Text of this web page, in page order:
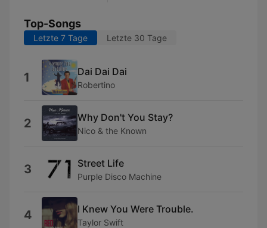
Top-Songs
Letzte 7 Tage Letzte 30 Tage
1 Dai Dai Dai
Robertino
2 Why Don't You Stay?
Nico & the Known
3 Street Life
Purple Disco Machine
4 I Knew You Were Trouble.
Taylor Swift